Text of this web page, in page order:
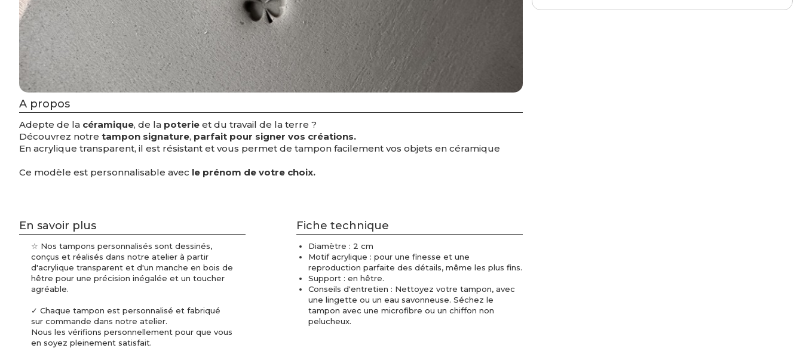
A propos
Adepte de la céramique, de la poterie et du travail de la terre ?
Découvrez notre tampon signature, parfait pour signer vos créations.
En acrylique transparent, il est résistant et vous permet de tampon facilement vos objets en céramique
Ce modèle est personnalisable avec le prénom de votre choix.
En savoir plus
☆ Nos tampons personnalisés sont dessinés,
conçus et réalisés dans notre atelier à partir
d'acrylique transparent et d'un manche en bois de
hêtre pour une précision inégalée et un toucher
agréable.
✓ Chaque tampon est personnalisé et fabriqué
sur commande dans notre atelier.
Nous les vérifions personnellement pour que vous
en soyez pleinement satisfait.
Fiche technique
Diamètre : 2 cm
Motif acrylique : pour une finesse et une
reproduction parfaite des détails, même les plus fins.
Support : en hêtre.
Conseils d'entretien : Nettoyez votre tampon, avec
une lingette ou un eau savonneuse. Séchez le
tampon avec une microfibre ou un chiffon non
pelucheux.